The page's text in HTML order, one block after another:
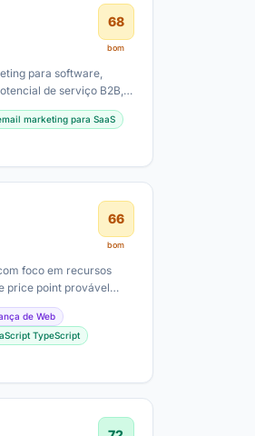
68
bom
para software,
de serviço B2B,
marketing para SaaS
66
bom
foco em recursos
price point provável
de…
de Web
TypeScript